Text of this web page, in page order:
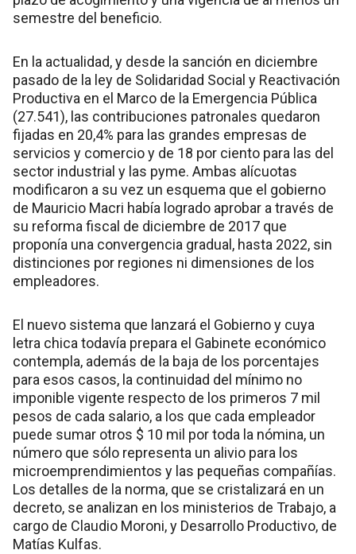
semestre del beneficio.
En la actualidad, y desde la sanción en diciembre
pasado de la ley de Solidaridad Social y Reactivación
Productiva en el Marco de la Emergencia Pública
(27.541), las contribuciones patronales quedaron
fijadas en 20,4% para las grandes empresas de
servicios y comercio y de 18 por ciento para las del
sector industrial y las pyme. Ambas alícuotas
modificaron a su vez un esquema que el gobierno
de Mauricio Macri había logrado aprobar a través de
su reforma fiscal de diciembre de 2017 que
proponía una convergencia gradual, hasta 2022, sin
distinciones por regiones ni dimensiones de los
empleadores.
El nuevo sistema que lanzará el Gobierno y cuya
letra chica todavía prepara el Gabinete económico
contempla, además de la baja de los porcentajes
para esos casos, la continuidad del mínimo no
imponible vigente respecto de los primeros 7 mil
pesos de cada salario, a los que cada empleador
puede sumar otros $ 10 mil por toda la nómina, un
número que sólo representa un alivio para los
microemprendimientos y las pequeñas compañías.
Los detalles de la norma, que se cristalizará en un
decreto, se analizan en los ministerios de Trabajo, a
cargo de Claudio Moroni, y Desarrollo Productivo, de
Matías Kulfas.